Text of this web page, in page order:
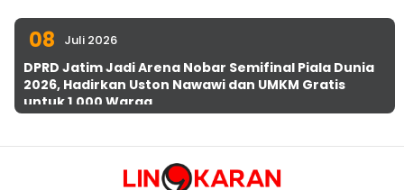
08 Juli 2026
DPRD Jatim Jadi Arena Nobar Semifinal Piala Dunia
2026, Hadirkan Uston Nawawi dan UMKM Gratis
untuk 1.000 Warga